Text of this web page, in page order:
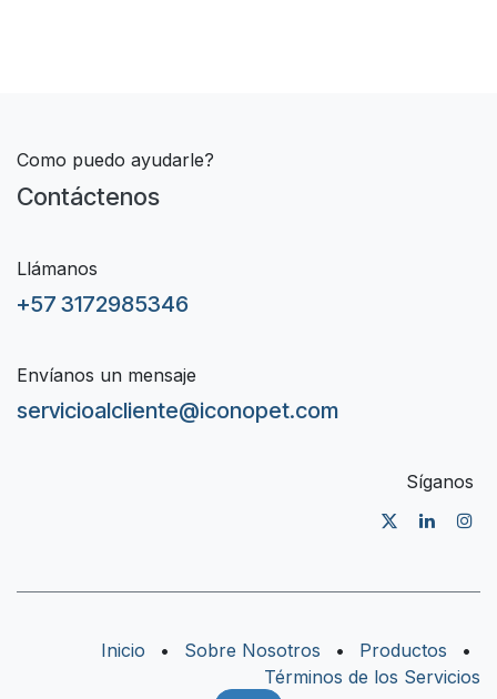
Como puedo ayudarle?
Contáctenos
Llámanos
+57 3172985346
Envíanos un mensaje
servicioalcliente@iconopet.com
Síganos
Inicio • Sobre Nosotros • Productos
•
Términos de los Servicios